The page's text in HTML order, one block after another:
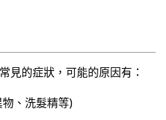
見的症狀，可能的原因有：
、洗髮精等)